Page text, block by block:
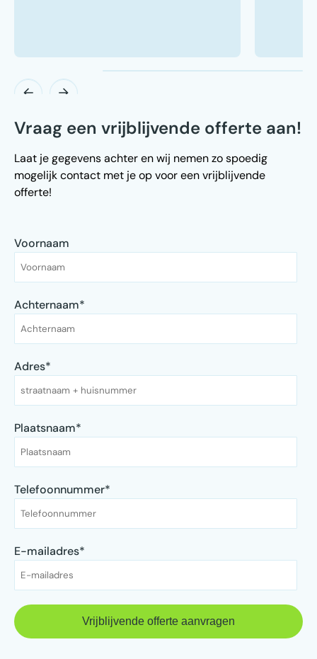
Vraag een vrijblijvende offerte aan!
Laat je gegevens achter en wij nemen zo spoedig
mogelijk contact met je op voor een vrijblijvende
offerte!
Voornaam
Achternaam*
Adres*
Plaatsnaam*
Telefoonnummer*
E-mailadres*